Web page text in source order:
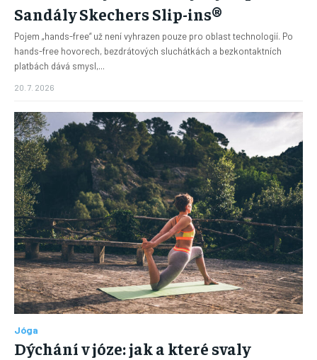
Sandály Skechers Slip-ins®
Pojem „hands-free“ už není vyhrazen pouze pro oblast technologií. Po
hands-free hovorech, bezdrátových sluchátkách a bezkontaktních
platbách dává smysl,...
20. 7. 2026
Jóga
Dýchání v józe: jak a které svaly